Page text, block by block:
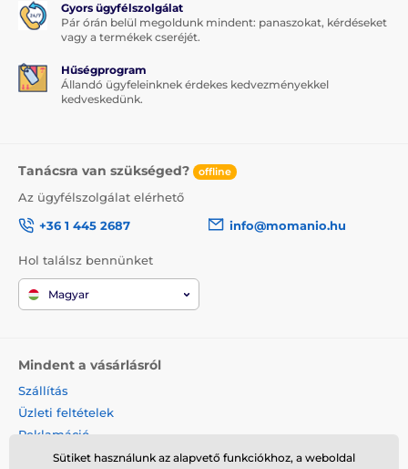
Gyors ügyfélszolgálat
Pár órán belül megoldunk mindent: panaszokat, kérdéseket
vagy a termékek cseréjét.
Hűségprogram
Állandó ügyfeleinknek érdekes kedvezményekkel
kedveskedünk.
Tanácsra van szükséged? offline
Az ügyfélszolgálat elérhető
+36 1 445 2687
info@momanio.hu
Hol találsz bennünket
Magyar
Mindent a vásárlásról
Szállítás
Üzleti feltételek
Reklamáció
Termék visszaküldése
Sütiket használunk az alapvető funkciókhoz, a weboldal